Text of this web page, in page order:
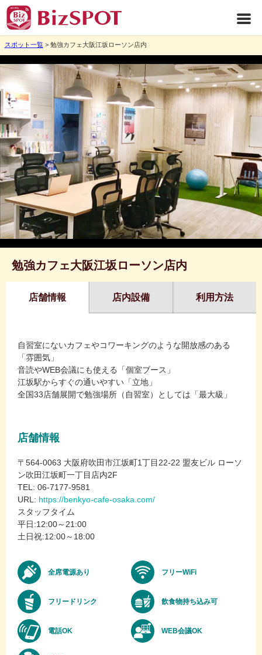
スポット一覧> 勉強カフェ大阪江坂ローソン店内
勉強カフェ大阪江坂ローソン店内
店舗情報 店内設備 利用方法
自習室にないカフェやコワーキングのような開放感のある
「雰囲気」
音読やWEB会議にも使える「個室ブース」
江坂駅からすぐの通いやすい「立地」
全国33店舗展開で勉強場所（自習室）としては「最大級」
店舗情報
〒564-0063 大阪府吹田市江坂町1丁目22-22 盟友ビル ローソ
ン吹田江坂町一丁目店内2F
TEL: 06-7177-9581
URL: https://benkyo-cafe-osaka.com/
スタッフタイム
平日:12:00～21:00
土日祝:12:00～18:00
全席電源あり フリーWiFi
フリードリンク 飲食物持ち込み可
電話OK WEB会議OK